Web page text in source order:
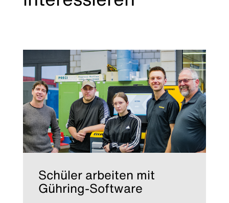
Schüler arbeiten mit
Gühring-Software